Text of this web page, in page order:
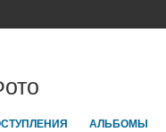
АЛЬБОМЫ